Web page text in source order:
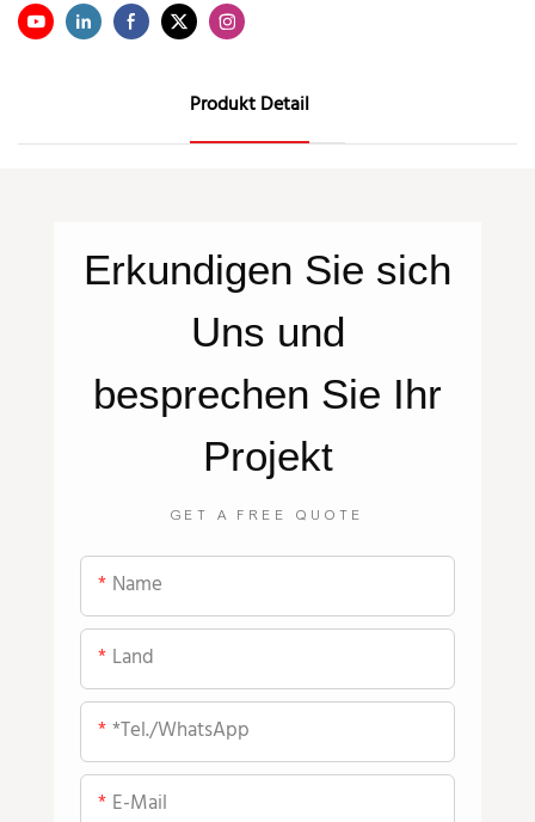
Produkt Detail
Erkundigen Sie sich
Uns und
besprechen Sie Ihr
Projekt
GET A FREE QUOTE
Name
Land
*Tel./WhatsApp
E-Mail